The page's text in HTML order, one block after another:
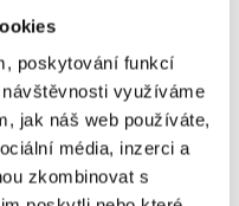
poskytování funkcí
využíváme
jak náš web používáte,
média, inzerci a
zkombinovat s